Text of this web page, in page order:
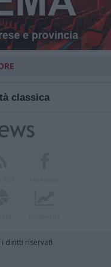
classica
i diritti riservati